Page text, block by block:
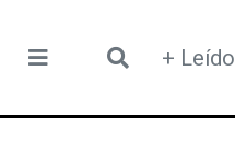
+ Leído